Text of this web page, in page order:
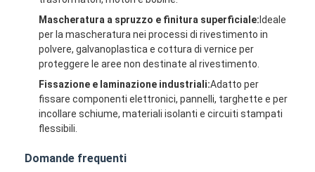
Casa
Prodotti
Mascheratura a spruzzo e finitura superficiale: Ideale
per la mascheratura nei processi di rivestimento in
polvere, galvanoplastica e cottura di vernice per
proteggere le aree non destinate al rivestimento.
Fissazione e laminazione industriali:Adatto per
fissare componenti elettronici, pannelli, targhette e per
incollare schiume, materiali isolanti e circuiti stampati
flessibili.
Domande frequenti